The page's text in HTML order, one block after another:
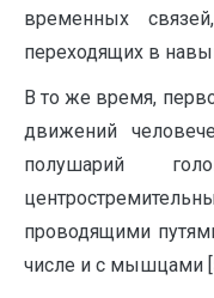
временных
переходящих в
В то же время,
движений
полушарий
проводящими
числе и с мышцами